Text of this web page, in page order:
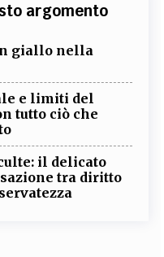
argomento
giallo nella
e limiti del
tutto ciò che
il delicato
tra diritto